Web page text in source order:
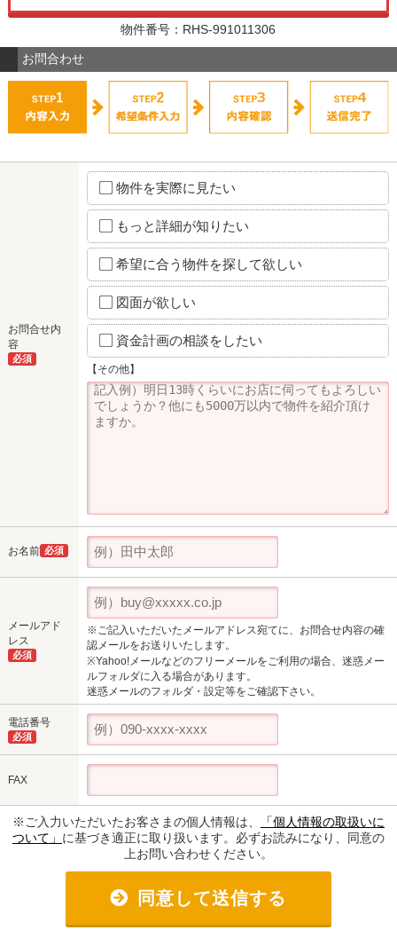
物件番号：RHS-991011306
お問合わせ
お問合せ内
容
必須
物件を実際に見たい
もっと詳細が知りたい
希望に合う物件を探して欲しい
図面が欲しい
資金計画の相談をしたい
【その他】
お名前 必須
メールアド
レス
必須
※ご記入いただいたメールアドレス宛てに、お問合せ内容の確
認メールをお送りいたします。
※Yahoo!メールなどのフリーメールをご利用の場合、迷惑メー
ルフォルダに入る場合があります。
迷惑メールのフォルダ・設定等をご確認下さい。
電話番号
必須
FAX
※ご入力いただいたお客さまの個人情報は、
「個人情報の取扱いに
ついて」 に基づき適正に取り扱います。必ずお読みになり、同意の
上お問い合わせください。
同意して送信する